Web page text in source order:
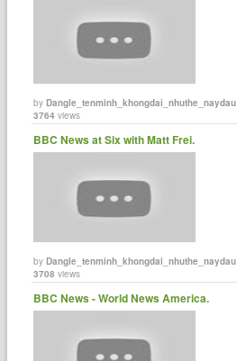
byDangle_tenminh_khongdai_nhuthe_naydau
3764 views
BBC News at Six with Matt Frei.
byDangle_tenminh_khongdai_nhuthe_naydau
3708 views
BBC News - World News America.